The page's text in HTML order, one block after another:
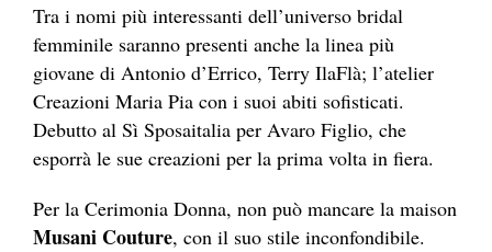
Tra i nomi più interessanti dell’universo bridal
femminile saranno presenti anche la linea più
giovane di Antonio d’Errico, Terry IlaFlà; l’atelier
Creazioni Maria Pia con i suoi abiti sofisticati.
Debutto al Sì Sposaitalia per Avaro Figlio, che
esporrà le sue creazioni per la prima volta in fiera.
Per la Cerimonia Donna, non può mancare la maison
Musani Couture, con il suo stile inconfondibile.